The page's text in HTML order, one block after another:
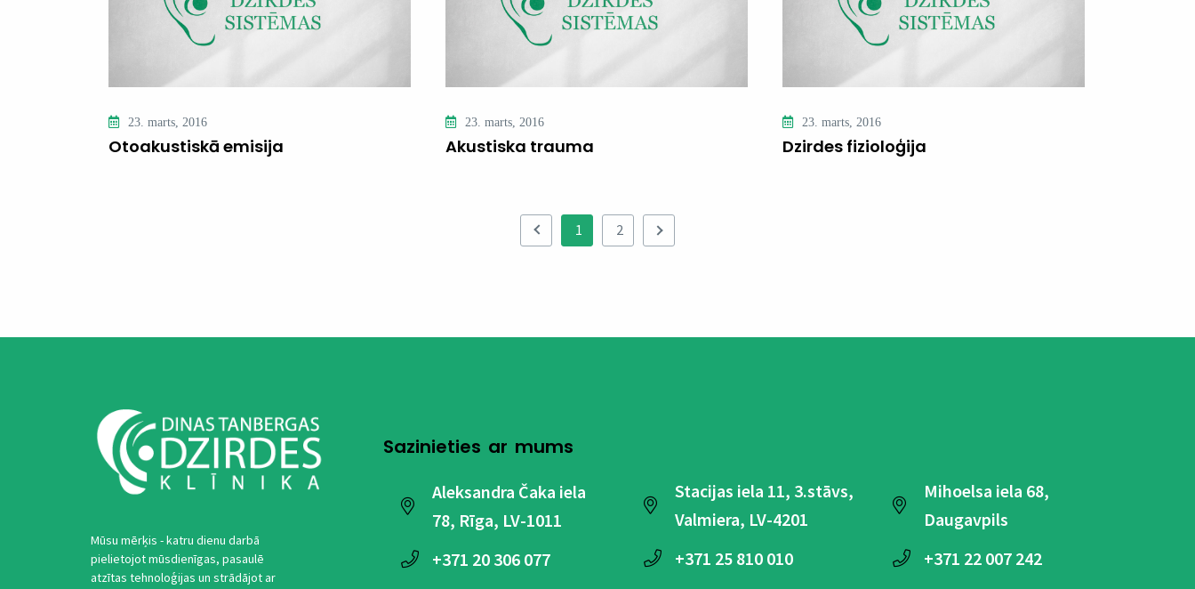
23. marts, 2016
Otoakustiskā emisija
23. marts, 2016
Akustiska trauma
23. marts, 2016
Dzirdes fizioloģija
1 2
Mūsu mērķis - katru dienu darbā
pielietojot mūsdienīgas, pasaulē
atzītas tehnoloģijas un strādājot ar
Sazinieties ar mums
Aleksandra Čaka iela
78, Rīga, LV-1011
+371 20 306 077
Stacijas iela 11, 3.stāvs,
Valmiera, LV-4201
+371 25 810 010
Mihoelsa iela 68,
Daugavpils
+371 22 007 242